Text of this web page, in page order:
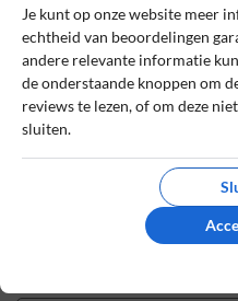
Schrijf een
Het e-mailadres en
gepubliceerd. Vereiste
met *
Je kunt op onze website meer
echtheid van beoordelingen
andere relevante informatie
de onderstaande knoppen om
reviews te lezen, of om deze
sluiten.